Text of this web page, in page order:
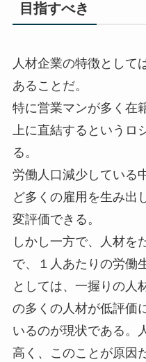
目指すべき
人材企業の特徴として
あることだ。
特に営業マンが多く在
上に直結するというロ
る。
労働人口減少している
ど多くの雇用を生み出
変評価できる。
しかし一方で、人材を
で、１人あたりの労働
としては、一握りの人
の多くの人材が低評価
いるのが現状である。
高く、このことが原因